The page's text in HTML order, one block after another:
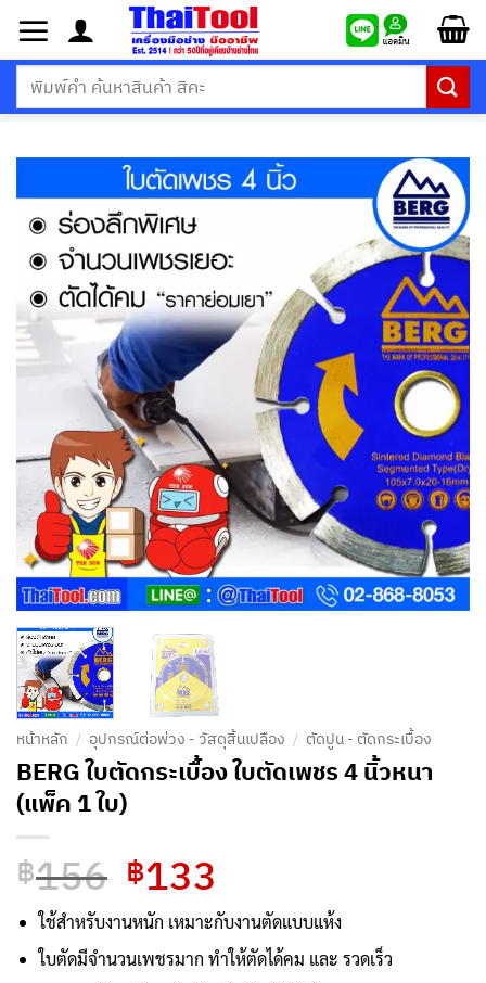
ยัง
เนื้อหา
ค้นหา:
หน้าหลัก / อุปกรณ์ต่อพ่วง - วัสดุสิ้นเปลือง / ตัดปูน - ตัดกระเบื้อง
BERG ใบตัดกระเบื้อง ใบตัดเพชร 4 นิ้วหนา
(แพ็ค 1 ใบ)
฿156 Original
price
was:
฿156.
฿133
is:
฿133.
ใช้สำหรับงานหนัก เหมาะกับงานตัดแบบแห้ง
ใบตัดมีจำนวนเพชรมาก ทำให้ตัดได้คม และ รวดเร็ว